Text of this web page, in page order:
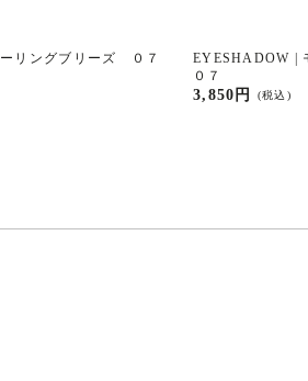
リングブリーズ ０７
EYESHADOW |
０７
(税込)
3,850円